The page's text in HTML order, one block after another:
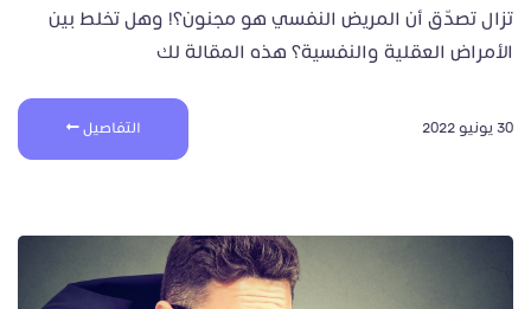
تزال تصدّق أن المريض النفسي هو مجنون؟! وهل تخلط بين
الأمراض العقلية والنفسية؟ هذه المقالة لك
30 يونيو 2022 التفاصيل